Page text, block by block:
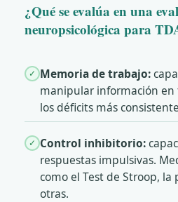
¿Qué se evalúa en una
neuropsicológica para
✓ Memoria de trabajo:
manipular información en
los déficits más
✓ Control inhibitorio:
respuestas impulsivas.
como el Test de Stroop, la
otras.